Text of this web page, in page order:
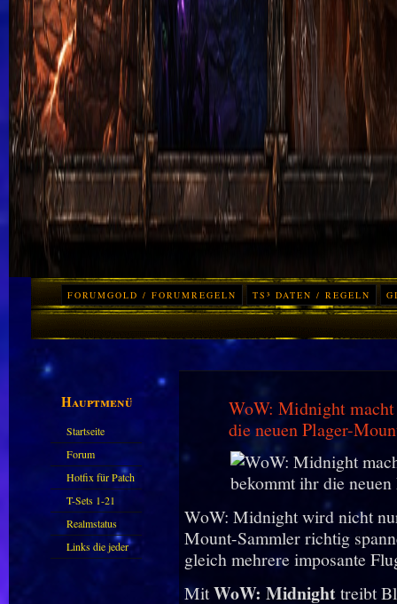
FORUMGOLD / FORUMREGELN TS³ DATEN / REGELN
Hauptmenü
Startseite
Forum
Hotfix für Patch
11.X
T-Sets 1-21
Realmstatus
Links die jeder
WoW: Midnight
die neuen Plager-
WoW: Midnight wird nicht
Mount-Sammler richtig
gleich mehrere imposante
MitWoW: Midnighttreibt